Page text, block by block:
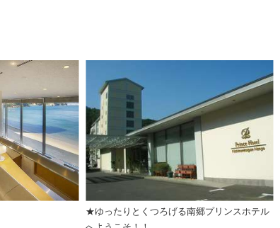
★ゆったりとくつろげる南郷プリンスホテル